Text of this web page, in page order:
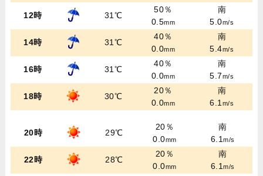
12時 31℃
50％
0.5mm
南
5.0m/s
14時 31℃
40％
0.0mm
南
5.4m/s
16時 31℃
40％
0.0mm
南
5.7m/s
18時 30℃
20％
0.0mm
南
6.1m/s
20時 29℃
20％
0.0mm
南
6.1m/s
22時 28℃
20％
0.0mm
南
6.1m/s